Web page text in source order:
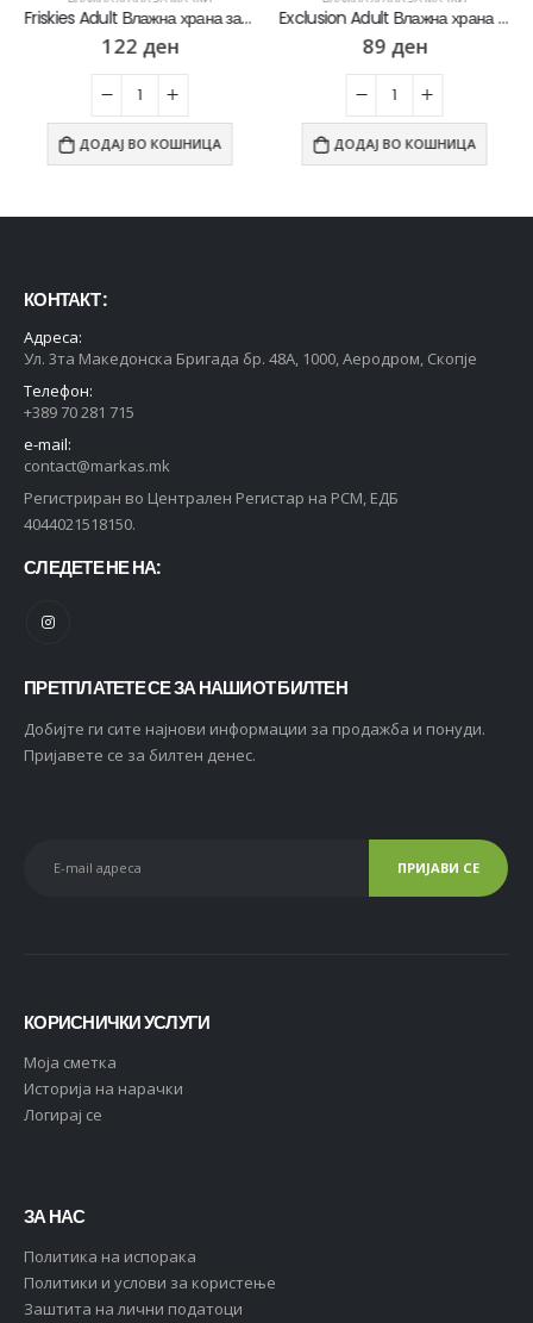
Friskies Adult Влажна храна за Возрасни мачки со Говедско, Пилешко, Јагнешко, Патка во сос [Кесичка 4×85гр]
122 ден
ДОДАЈ ВО КОШНИЦА
Exclusion Adult Влажна храна за Возрасни мачки со Туна пате [Конзерва 85гр]
89 ден
ДОДАЈ ВО КОШНИЦА
КОНТАКТ :
Адреса:
Ул. 3та Македонска Бригада бр. 48А, 1000, Аеродром, Скопје
Телефон:
+389 70 281 715
e-mail:
contact@markas.mk
Регистриран во Централен Регистар на РСМ, ЕДБ
4044021518150.
СЛЕДЕТЕ НЕ НА:
ПРЕТПЛАТЕТЕ СЕ ЗА НАШИОТ БИЛТЕН
Добијте ги сите најнови информации за продажба и понуди.
Пријавете се за билтен денес.
КОРИСНИЧКИ УСЛУГИ
Moja сметка
Историја на нарачки
Логирај се
ЗА НАС
Политика на испорака
Политики и услови за користење
Заштита на лични податоци